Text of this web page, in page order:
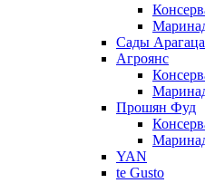
Сады Арагаца
Агроянс
Прошян Фуд
YAN
te Gusto